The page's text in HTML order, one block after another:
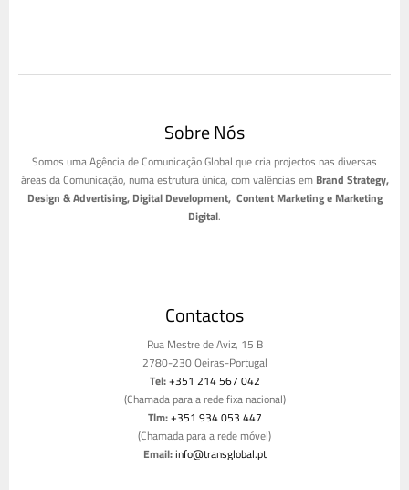
Sobre Nós
Somos uma Agência de Comunicação Global que cria projectos nas diversas
áreas da Comunicação, numa estrutura única, com valências em Brand Strategy,
Design & Advertising, Digital Development, Content Marketing e Marketing
Digital.
Contactos
Rua Mestre de Aviz, 15 B
2780-230 Oeiras-Portugal
Tel:+351 214 567 042
(Chamada para a rede fixa nacional)
Tlm:+351 934 053 447
(Chamada para a rede móvel)
Email:info@transglobal.pt